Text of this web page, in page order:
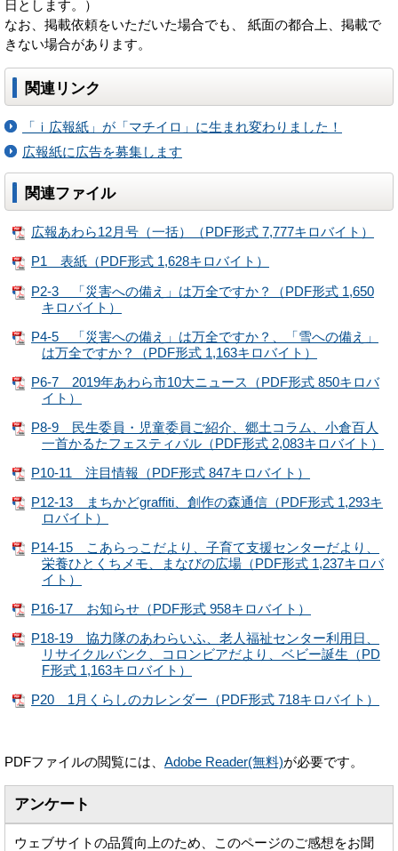
日とします。）
なお、掲載依頼をいただいた場合でも、 紙面の都合上、掲載で
きない場合があります。
関連リンク
「ｉ広報紙」が「マチイロ」に生まれ変わりました！
広報紙に広告を募集します
関連ファイル
広報あわら12月号（一括）（PDF形式 7,777キロバイト）
P1 表紙（PDF形式 1,628キロバイト）
P2-3 「災害への備え」は万全ですか？（PDF形式 1,650
キロバイト）
P4-5 「災害への備え」は万全ですか？、「雪への備え」
は万全ですか？（PDF形式 1,163キロバイト）
P6-7 2019年あわら市10大ニュース（PDF形式 850キロバ
イト）
P8-9 民生委員・児童委員ご紹介、郷土コラム、小倉百人
一首かるたフェスティバル（PDF形式 2,083キロバイト）
P10-11 注目情報（PDF形式 847キロバイト）
P12-13 まちかどgraffiti、創作の森通信（PDF形式 1,293キ
ロバイト）
P14-15 こあらっこだより、子育て支援センターだより、
栄養ひとくちメモ、まなびの広場（PDF形式 1,237キロバ
イト）
P16-17 お知らせ（PDF形式 958キロバイト）
P18-19 協力隊のあわらいふ、老人福祉センター利用日、
リサイクルバンク、コロンビアだより、ベビー誕生（PD
F形式 1,163キロバイト）
P20 1月くらしのカレンダー（PDF形式 718キロバイト）
PDFファイルの閲覧には、 Adobe Reader(無料)が必要です。
アンケート
ウェブサイトの品質向上のため、このページのご感想をお聞